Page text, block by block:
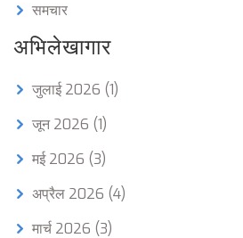
समचार
अभिलेखागार
जुलाई 2026 (1)
जून 2026 (1)
मई 2026 (3)
अप्रैल 2026 (4)
मार्च 2026 (3)